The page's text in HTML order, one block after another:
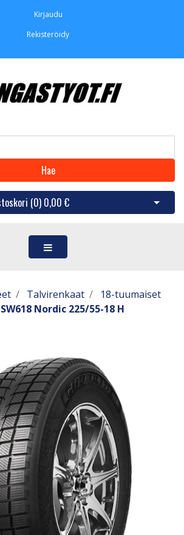
Kirjaudu
Rekisteröidy
Hae
(0) 0,00 € Avaa
Talvirenkaat
18-tuumaiset
Nordic 225/55-18 H